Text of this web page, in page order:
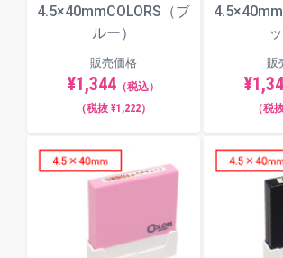
【動画】インキ補充方法
4.5×40mmCOLORS（ブ
ルー）
販売価格
¥1,344 （税込）
（税抜 ¥1,222）
販
（税